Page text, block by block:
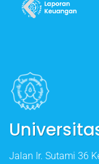
Jalan Ir. Sutami 36